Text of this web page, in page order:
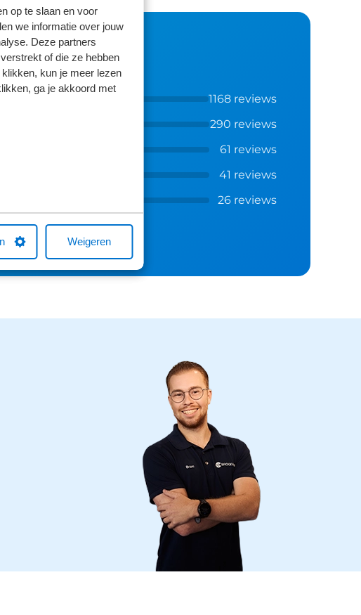
op te slaan en voor
we informatie over jouw
Deze partners
of die ze hebben
kun je meer lezen
ga je akkoord met
Weigeren
1168 reviews
290 reviews
61 reviews
41 reviews
26 reviews